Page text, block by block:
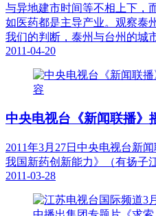
与异地建市时间等不相上下，
如医药都是主导产业。观察泰
我们的判断，泰州与台州的城
2011-04-20
中央电视台《新闻联播》
2011年3月27日中央电视台新
我国新药创新能力》（有扬子
2011-03-28